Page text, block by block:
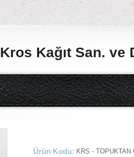
Kros Kağıt San. ve
Ürün Kodu: KRS -